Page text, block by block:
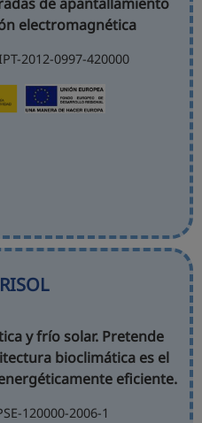
electromagnética
2012-0997-420000
y frío solar. Pretende
bioclimática es el
eficiente.
120000-2006-1